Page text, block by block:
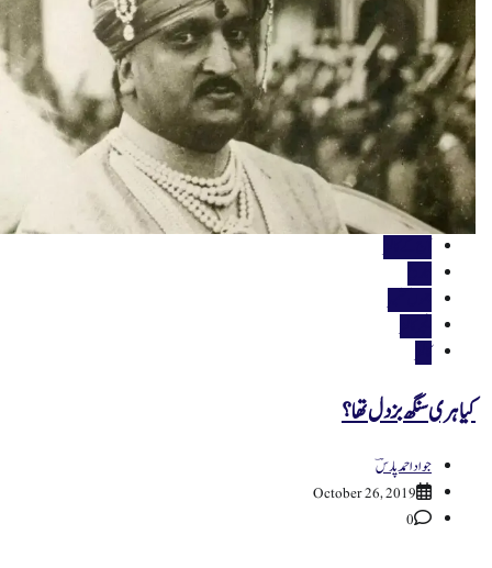
کیا ہری سنگھ بزدل تھا؟
جواد احمد پارسؔ
October 26, 2019
0